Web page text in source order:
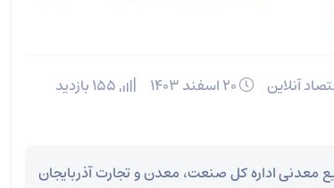
آنلاین
معدنی اداره کل صنعت، معدن و تجارت آذربایجان